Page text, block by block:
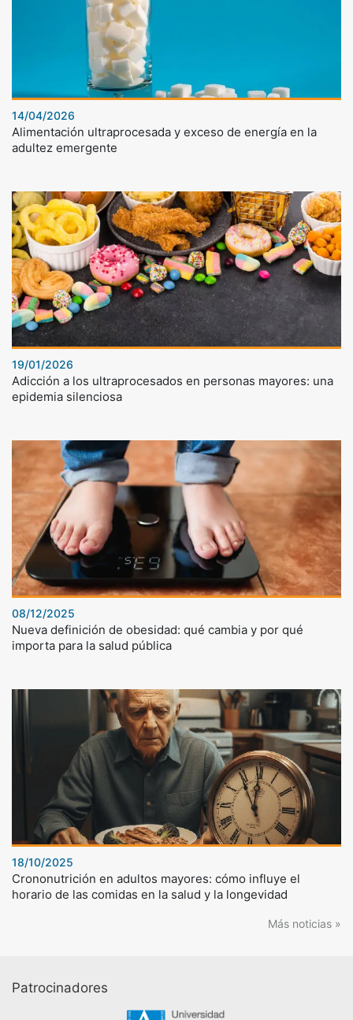
14/04/2026
Alimentación ultraprocesada y exceso de energía en la
adultez emergente
19/01/2026
Adicción a los ultraprocesados en personas mayores: una
epidemia silenciosa
08/12/2025
Nueva definición de obesidad: qué cambia y por qué
importa para la salud pública
18/10/2025
Crononutrición en adultos mayores: cómo influye el
horario de las comidas en la salud y la longevidad
Más noticias »
Patrocinadores